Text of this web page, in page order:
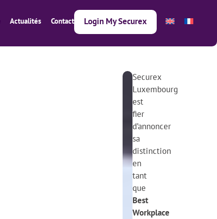
Actualités Contact Login My Securex
2
0
Securex
Luxembourg
est
fier
d’annoncer
sa
distinction
en
tant
que
Best
Workplace
Article précédent
Article suivant